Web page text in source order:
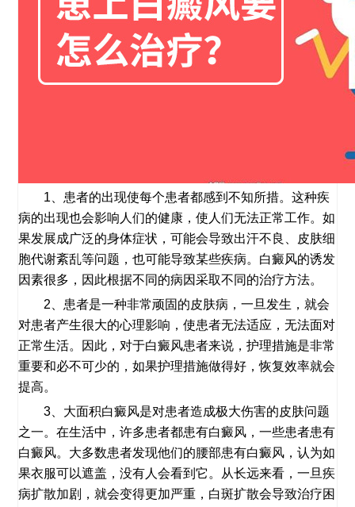
1、患者的出现使每个患者都感到不知所措。这种疾
病的出现也会影响人们的健康，使人们无法正常工作。如
果发展成广泛的身体症状，可能会导致出汗不良、皮肤细
胞代谢紊乱等问题，也可能导致某些疾病。白癜风的诱发
因素很多，因此根据不同的病因采取不同的治疗方法。
2、患者是一种非常顽固的皮肤病，一旦发生，就会
对患者产生很大的心理影响，使患者无法适应，无法面对
正常生活。因此，对于白癜风患者来说，护理措施是非常
重要和必不可少的，如果护理措施做得好，恢复效率就会
提高。
3、大面积白癜风是对患者造成极大伤害的皮肤问题
之一。在生活中，许多患者都患有白癜风，一些患者患有
白癜风。大多数患者发现他们的腰部患有白癜风，认为如
果衣服可以遮盖，没有人会看到它。从长远来看，一旦疾
病扩散加剧，就会变得更加严重，白斑扩散会导致治疗困